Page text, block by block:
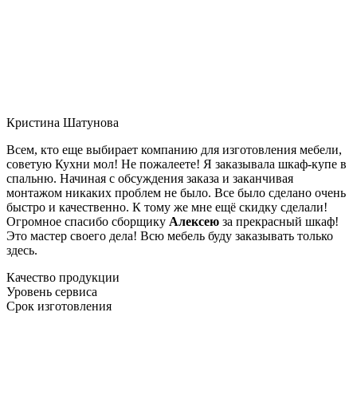
Кристина Шатунова
Всем, кто еще выбирает компанию для изготовления мебели,
советую Кухни мол! Не пожалеете! Я заказывала шкаф-купе в
спальню. Начиная с обсуждения заказа и заканчивая
монтажом никаких проблем не было. Все было сделано очень
быстро и качественно. К тому же мне ещё скидку сделали!
Огромное спасибо сборщику Алексею за прекрасный шкаф!
Это мастер своего дела! Всю мебель буду заказывать только
здесь.
Качество продукции
Уровень сервиса
Срок изготовления